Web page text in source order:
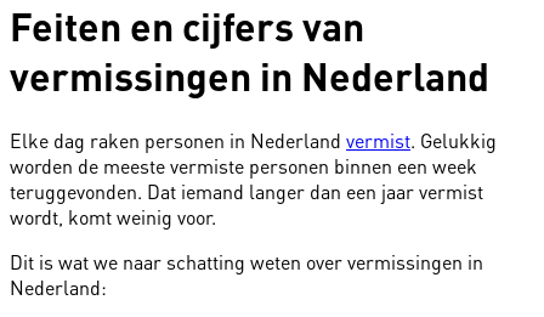
Feiten en cijfers van
vermissingen in Nederland
Elke dag raken personen in Nederland vermist. Gelukkig
worden de meeste vermiste personen binnen een week
teruggevonden. Dat iemand langer dan een jaar vermist
wordt, komt weinig voor.
Dit is wat we naar schatting weten over vermissingen in
Nederland: